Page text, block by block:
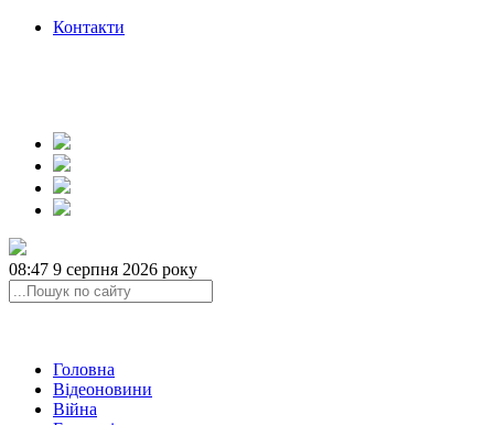
Контакти
08:47 9 серпня 2026 року
Головна
Відеоновини
Війна